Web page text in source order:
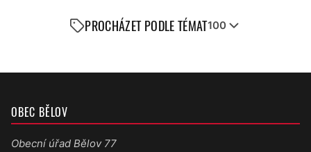
PROCHÁZET PODLE TÉMAT100
OBEC BĚLOV
Obecní úřad Bělov 77